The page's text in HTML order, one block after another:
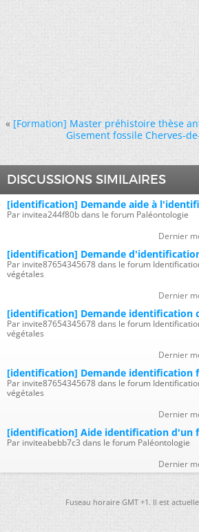
« [Formation] Master préhistoire thèse
Gisement fossile Cherves-
DISCUSSIONS SIMILAIRES
[identification] Demande aide à
Par invitea244f80b dans le forum Paléontologie
Dernier
[identification] Demande
Par invite87654345678 dans le forum
végétales
Dernier
[identification] Demande identification
Par invite87654345678 dans le forum
végétales
Dernier
[identification] Demande identification
Par invite87654345678 dans le forum
végétales
Dernier
[identification] Aide identification d'un
Par inviteabebb7c3 dans le forum Paléontologie
Dernier
Fuseau horaire GMT +1. Il est